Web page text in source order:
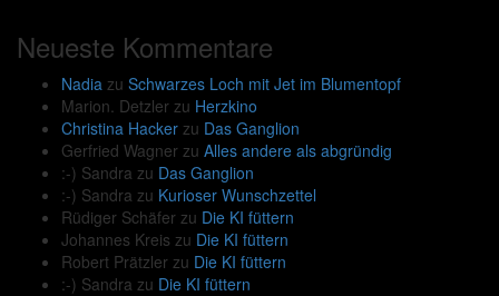
Neueste Kommentare
Nadia zu Schwarzes Loch mit Jet im Blumentopf
Marion. Detzler zu Herzkino
Christina Hacker zu Das Ganglion
Gerfried Wagner zu Alles andere als abgründig
:-) Sandra zu Das Ganglion
:-) Sandra zu Kurioser Wunschzettel
Rüdiger Schäfer zu Die KI füttern
Johannes Kreis zu Die KI füttern
Robert Prätzler zu Die KI füttern
:-) Sandra zu Die KI füttern